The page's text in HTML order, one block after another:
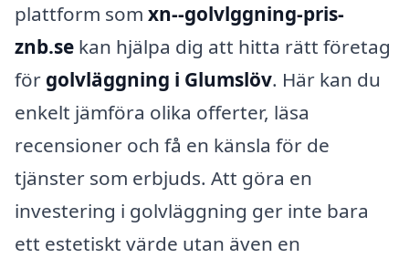
plattform som xn--golvlggning-pris-
znb.se kan hjälpa dig att hitta rätt företag
för golvläggning i Glumslöv. Här kan du
enkelt jämföra olika offerter, läsa
recensioner och få en känsla för de
tjänster som erbjuds. Att göra en
investering i golvläggning ger inte bara
ett estetiskt värde utan även en